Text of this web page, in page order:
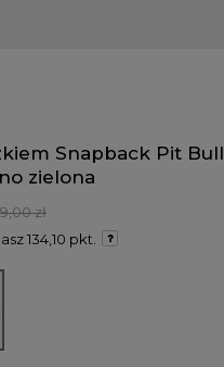
Snapback Pit Bull
zielona
zł
134,10 pkt.